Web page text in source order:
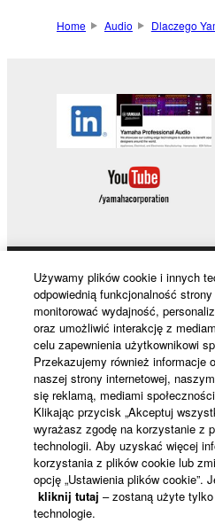
Home Audio Dlaczego
Products & Solutions
News
About Yamaha
Polska - English
Konsument
Używamy plików cookie i innych
odpowiednią funkcjonalność
monitorować wydajność,
oraz umożliwić interakcję z
celu zapewnienia użytkownikowi
Przekazujemy również informacje
naszej strony internetowej,
się reklamą, mediami
Klikając przycisk „Akceptuj
wyrażasz zgodę na korzystanie z
technologii. Aby uzyskać więcej
korzystania z plików cookie lub
opcję „Ustawienia plików cookie”.
kliknij tutaj – zostaną użyte
technologie.